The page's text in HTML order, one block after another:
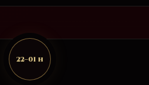
22–01 h